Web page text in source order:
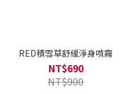
RED積雪草舒緩淨身噴霧
NT$690
NT$900